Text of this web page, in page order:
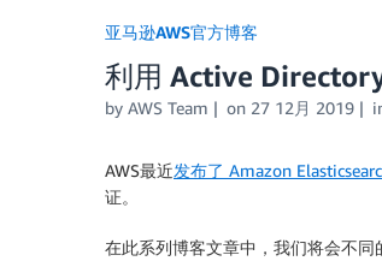
亚马逊AWS官方博客
利用 Active
by AWS Team on 27 12月 2019
AWS最近发布了 Amazon
证。
在此系列博客文章中，我们将会不同